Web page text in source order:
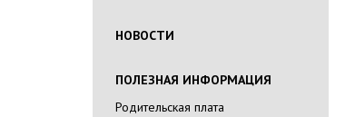
НОВОСТИ
ПОЛЕЗНАЯ ИНФОРМАЦИЯ
Родительская плата